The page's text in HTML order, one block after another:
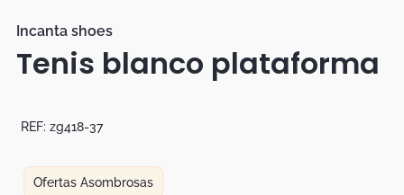
Incanta shoes
Tenis blanco plataforma
REF: zg418-37
Ofertas Asombrosas
Duvet